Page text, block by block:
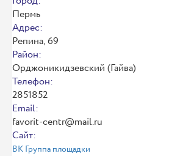
Пермь
Адрес:
Репина, 69
Район:
Орджоникидзевский (Гайва)
Телефон:
2851852
Email:
favorit-centr@mail.ru
Сайт:
ВК Группа площадки